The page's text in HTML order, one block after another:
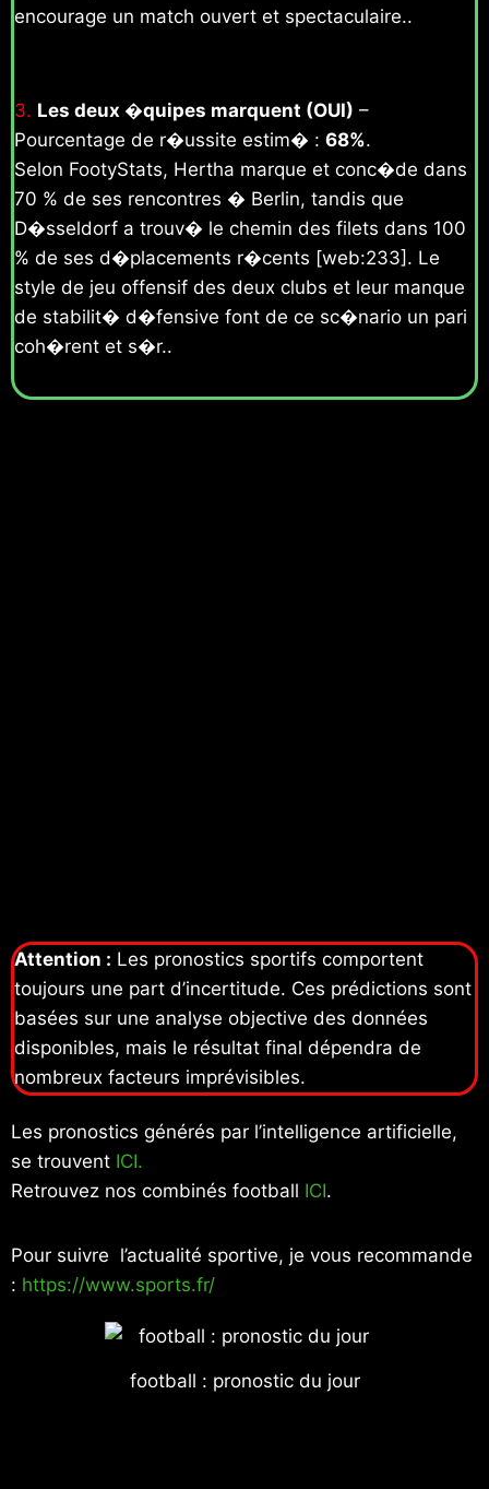
encourage un match ouvert et spectaculaire..
3. Les deux �quipes marquent (OUI) –
Pourcentage de r�ussite estim� : 68%.
Selon FootyStats, Hertha marque et conc�de dans
70 % de ses rencontres � Berlin, tandis que
D�sseldorf a trouv� le chemin des filets dans 100
% de ses d�placements r�cents [web:233]. Le
style de jeu offensif des deux clubs et leur manque
de stabilit� d�fensive font de ce sc�nario un pari
coh�rent et s�r..
Attention : Les pronostics sportifs comportent
toujours une part d’incertitude. Ces prédictions sont
basées sur une analyse objective des données
disponibles, mais le résultat final dépendra de
nombreux facteurs imprévisibles.
Les pronostics générés par l’intelligence artificielle,
se trouvent ICI.
Retrouvez nos combinés football ICI.
Pour suivre l’actualité sportive, je vous recommande
: https://www.sports.fr/
football : pronostic du jour